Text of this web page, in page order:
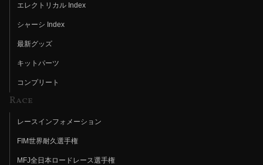
エレクトリカル Index
シャーシ Index
最新グッズ
キットパーツ
コンプリート
Race
レースインフォメーション
FIM世界耐久選手権
MFJ全日本ロードレース選手権